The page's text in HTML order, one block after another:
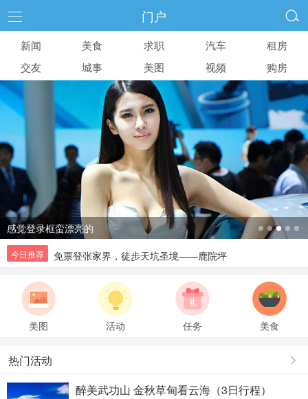
门户

新闻
美食 求职 汽车
租房
交友
城事 美图 视频 购房
正确使用避孕套 为两性生活带来安全健康
今日推荐 免票登张家界，徒步天坑圣境——鹿院坪
林志颖双胞胎儿子8个月大了 弟弟样子像极爸
女子地铁内“晕倒”数秒后起身离开 地面留
违停的能不能有点道德 连盲道都全部盖掉了
美图 活动 任务 美食
热门活动
醉美武功山 金秋草甸看云海（3日行程）